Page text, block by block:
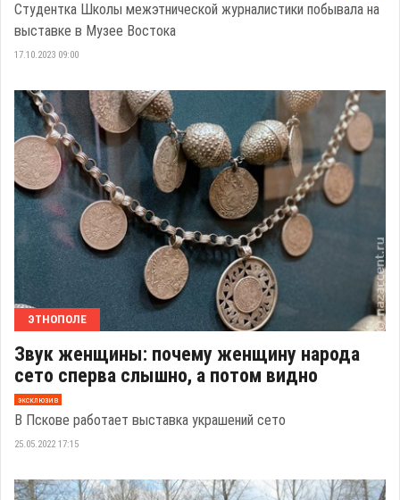
Студентка Школы межэтнической журналистики побывала на
выставке в Музее Востока
17.10.2023 09:00
ЭТНОПОЛЕ
Звук женщины: почему женщину народа
сето сперва слышно, а потом видно
эксклюзив
В Пскове работает выставка украшений сето
25.05.2022 17:15